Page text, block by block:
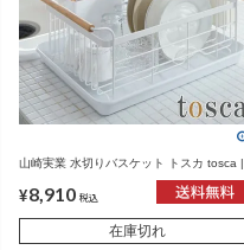
山崎実業 水切りバスケット トスカ tosca |
¥8,910 税込
在庫切れ